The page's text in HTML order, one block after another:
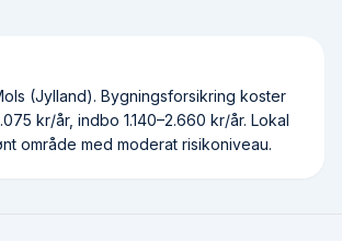
(Jylland). Bygningsforsikring koster
kr/år, indbo 1.140–2.660 kr/år. Lokal
område med moderat risikoniveau.